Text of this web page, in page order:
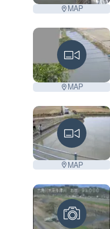
MAP
MAP
MAP